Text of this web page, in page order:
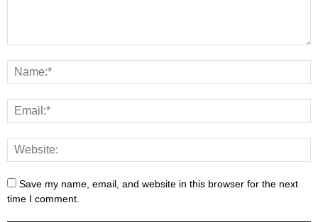
Save my name, email, and website in this browser for the next
time I comment.